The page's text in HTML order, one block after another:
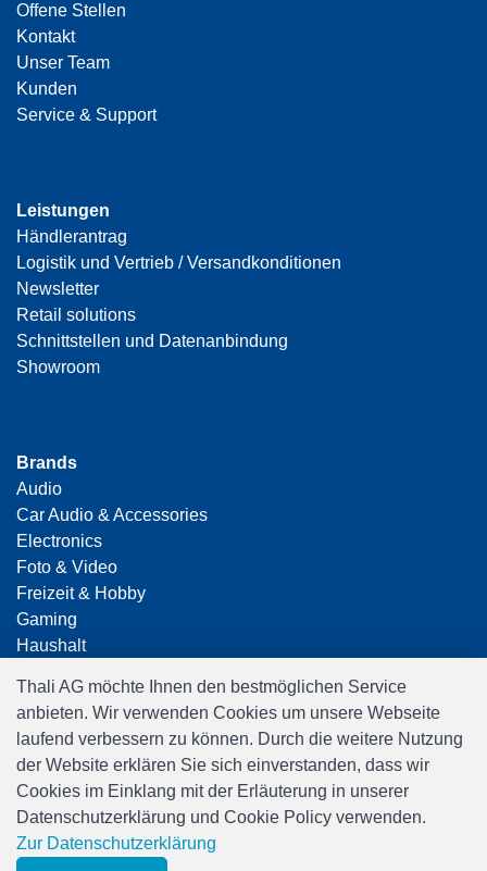
Offene Stellen
Kontakt
Unser Team
Kunden
Service & Support
Leistungen
Händlerantrag
Logistik und Vertrieb / Versandkonditionen
Newsletter
Retail solutions
Schnittstellen und Datenanbindung
Showroom
Brands
Audio
Car Audio & Accessories
Electronics
Foto & Video
Freizeit & Hobby
Gaming
Haushalt
Merchandising
Smart Home
Spielwaren
Travel
Thali AG möchte Ihnen den bestmöglichen Service
anbieten. Wir verwenden Cookies um unsere Webseite
laufend verbessern zu können. Durch die weitere Nutzung
der Website erklären Sie sich einverstanden, dass wir
Cookies im Einklang mit der Erläuterung in unserer
Datenschutzerklärung und Cookie Policy verwenden.
Zur Datenschutzerklärung